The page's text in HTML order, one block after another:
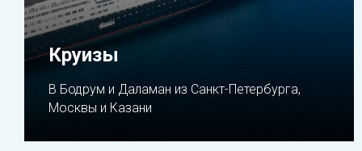
Круизы
В Бодрум и Даламан из Санкт-Петербурга,
Москвы и Казани